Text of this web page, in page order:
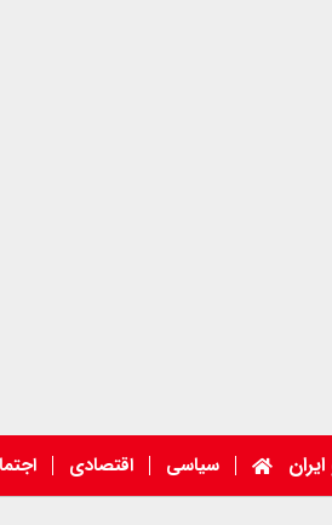
سیاسی اقتصادی